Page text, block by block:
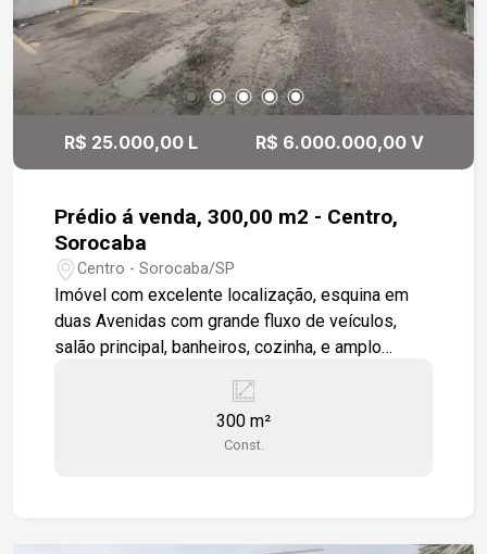
R$ 25.000,00 L R$ 6.000.000,00 V
Prédio á venda, 300,00 m2 - Centro,
Sorocaba
Centro - Sorocaba/SP
Imóvel com excelente localização, esquina em
duas Avenidas com grande fluxo de veículos,
salão principal, banheiros, cozinha, e amplo
300 m²
Const.